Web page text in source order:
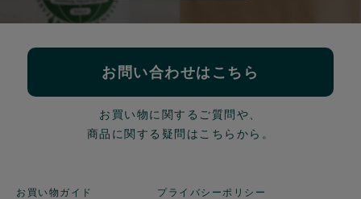
お問い合わせはこちら
お買い物に関するご質問や、
商品に関する疑問はこちらから。
お買い物ガイド プライバシーポリシー